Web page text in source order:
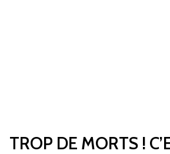
TROP DE MORTS !